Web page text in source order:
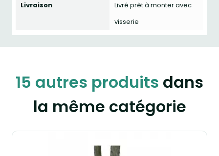
Livraison
Livré prêt à monter avec
visserie
15 autres produits dans
la même catégorie